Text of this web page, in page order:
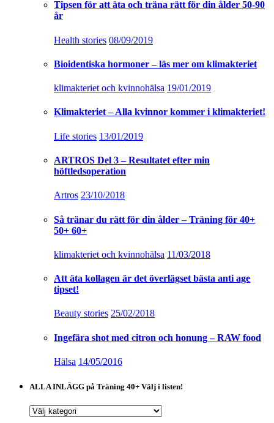
Tipsen för att äta och träna rätt för din ålder 50-90
år
Health stories 08/09/2019
Bioidentiska hormoner – läs mer om klimakteriet
klimakteriet och kvinnohälsa 19/01/2019
Klimakteriet – Alla kvinnor kommer i klimakteriet!
Life stories 13/01/2019
ARTROS Del 3 – Resultatet efter min
höftledsoperation
Artros 23/10/2018
Så tränar du rätt för din ålder – Träning för 40+
50+ 60+
klimakteriet och kvinnohälsa 11/03/2018
Att äta kollagen är det överlägset bästa anti age
tipset!
Beauty stories 25/02/2018
Ingefära shot med citron och honung – RAW food
Hälsa 14/05/2016
ALLA INLÄGG på Träning 40+ Välj i listen!
ALLA